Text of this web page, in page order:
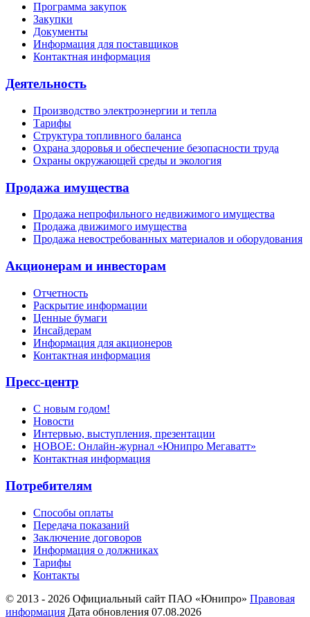
Программа закупок
Закупки
Документы
Информация для поставщиков
Контактная информация
Деятельность
Производство электроэнергии и тепла
Тарифы
Структура топливного баланса
Охрана здоровья и обеспечение безопасности труда
Охраны окружающей среды и экология
Продажа имущества
Продажа непрофильного недвижимого имущества
Продажа движимого имущества
Продажа невостребованных материалов и оборудования
Акционерам и инвесторам
Отчетность
Раскрытие информации
Ценные бумаги
Инсайдерам
Информация для акционеров
Контактная информация
Пресс-центр
С новым годом!
Новости
Интервью, выступления, презентации
НОВОЕ: Онлайн-журнал «Юнипро Мегаватт»
Контактная информация
Потребителям
Способы оплаты
Передача показаний
Заключение договоров
Информация о должниках
Тарифы
Контакты
© 2013 - 2026 Официальный сайт ПАО «Юнипро» Правовая
информация Дата обновления 07.08.2026